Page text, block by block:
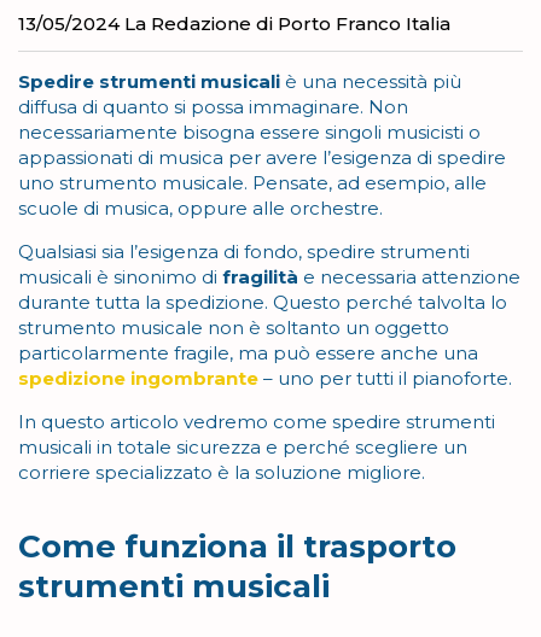
13/05/2024 La Redazione di Porto Franco Italia
Spedire strumenti musicali è una necessità più
diffusa di quanto si possa immaginare. Non
necessariamente bisogna essere singoli musicisti o
appassionati di musica per avere l’esigenza di spedire
uno strumento musicale. Pensate, ad esempio, alle
scuole di musica, oppure alle orchestre.
Qualsiasi sia l’esigenza di fondo, spedire strumenti
musicali è sinonimo di fragilità e necessaria attenzione
durante tutta la spedizione. Questo perché talvolta lo
strumento musicale non è soltanto un oggetto
particolarmente fragile, ma può essere anche una
spedizione ingombrante – uno per tutti il pianoforte.
In questo articolo vedremo come spedire strumenti
musicali in totale sicurezza e perché scegliere un
corriere specializzato è la soluzione migliore.
Come funziona il trasporto
strumenti musicali